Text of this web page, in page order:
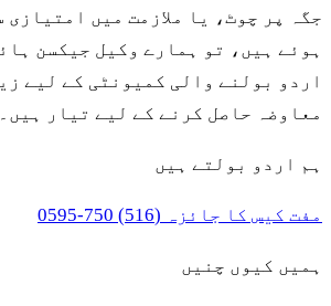
جگہ پر چوٹ، یا ملازمت میں امتیازی
ہوئے ہیں، تو ہمارے وکیل جیکسن
اردو بولنے والی کمیونٹی کے لیے
معاوضہ حاصل کرنے کے لیے تیار ہیں۔
ہم اردو بولتے ہیں
مفت کیس کا جائزہ (516) 750-0595
ہمیں کیوں چنیں